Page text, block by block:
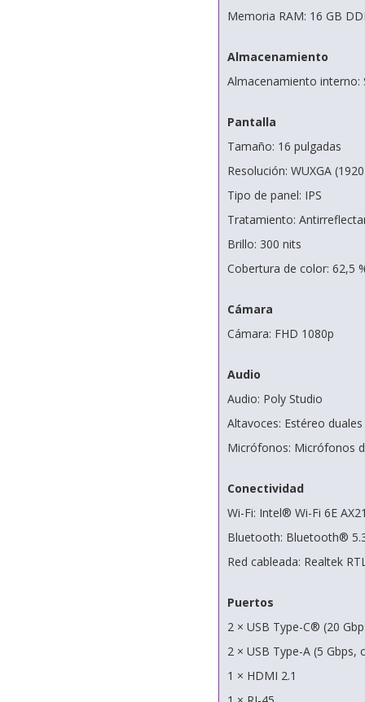
Memoria RAM: 16 GB
Almacenamiento
Almacenamiento interno:
Pantalla
Tamaño: 16 pulgadas
Resolución: WUXGA
Tipo de panel: IPS
Tratamiento:
Brillo: 300 nits
Cobertura de color: 62,5
Cámara
Cámara: FHD 1080p
Audio
Audio: Poly Studio
Altavoces: Estéreo duales
Micrófonos: Micrófonos
Conectividad
Wi-Fi: Intel® Wi-Fi 6E
Bluetooth: Bluetooth®
Red cableada: Realtek
Puertos
2 × USB Type-C® (20
2 × USB Type-A (5 Gbps,
1 × HDMI 2.1